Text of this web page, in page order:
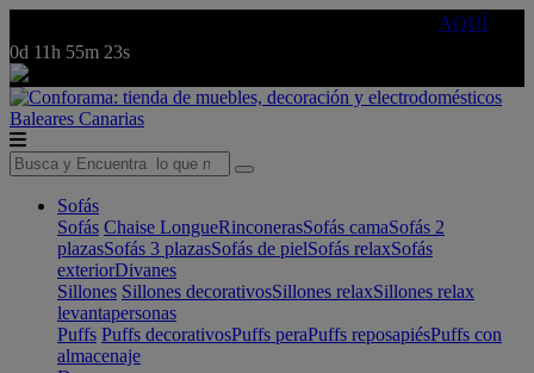
AQUÍ
0d 11h 55m 23s
Baleares Canarias
Sofás
Sofás Chaise LongueRinconerasSofás camaSofás 2
plazasSofás 3 plazasSofás de pielSofás relaxSofás
exteriorDivanes
Sillones Sillones decorativosSillones relaxSillones relax
levantapersonas
Puffs Puffs decorativosPuffs peraPuffs reposapiésPuffs con
almacenaje